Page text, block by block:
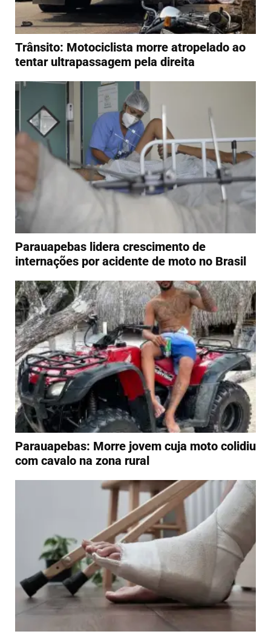
Trânsito: Motociclista morre atropelado ao
tentar ultrapassagem pela direita
Parauapebas lidera crescimento de
internações por acidente de moto no Brasil
Parauapebas: Morre jovem cuja moto colidiu
com cavalo na zona rural